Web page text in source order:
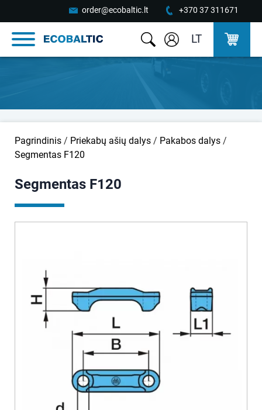
order@ecobaltic.lt +370 37 311671
LT
Pagrindinis / Priekabų ašių dalys / Pakabos dalys /
Segmentas F120
Segmentas F120